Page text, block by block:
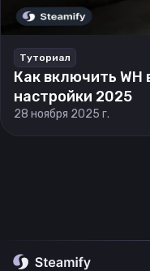
Туториал
Как включить WH
настройки 2025
28 ноября 2025 г.